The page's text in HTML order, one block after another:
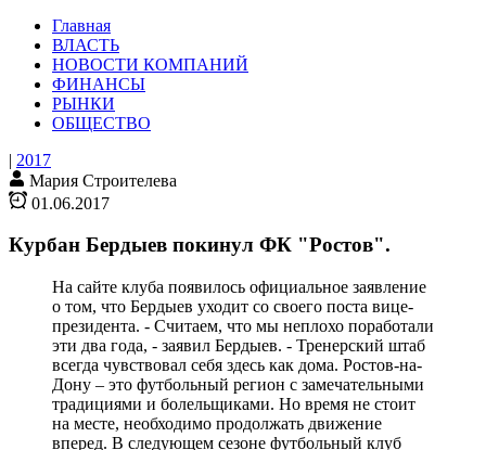
Главная
ВЛАСТЬ
НОВОСТИ КОМПАНИЙ
ФИНАНСЫ
РЫНКИ
ОБЩЕСТВО
| 2017
Мария Строителева
01.06.2017
Курбан Бердыев покинул ФК "Ростов".
На сайте клуба появилось официальное заявление
о том, что Бердыев уходит со своего поста вице-
президента. - Считаем, что мы неплохо поработали
эти два года, - заявил Бердыев. - Тренерский штаб
всегда чувствовал себя здесь как дома. Ростов-на-
Дону – это футбольный регион с замечательными
традициями и болельщиками. Но время не стоит
на месте, необходимо продолжать движение
вперед. В следующем сезоне футбольный клуб